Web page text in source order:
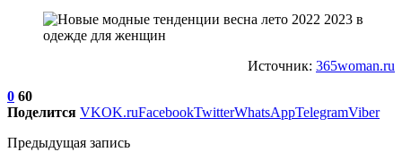
Источник: 365woman.ru
0 60
Поделится VKOK.ruFacebookTwitterWhatsAppTelegramViber
Предыдущая запись